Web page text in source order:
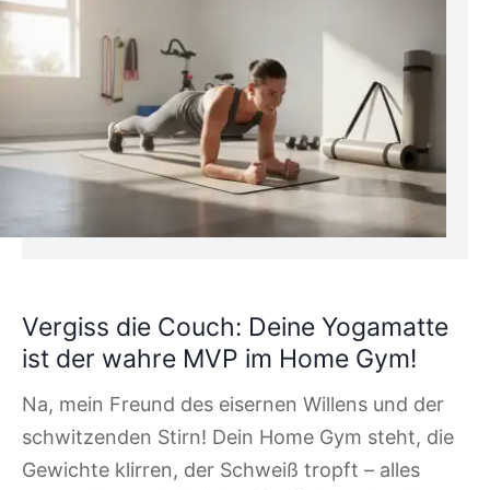
Vergiss die Couch: Deine Yogamatte
ist der wahre MVP im Home Gym!
Na, mein Freund des eisernen Willens und der
schwitzenden Stirn! Dein Home Gym steht, die
Gewichte klirren, der Schweiß tropft – alles